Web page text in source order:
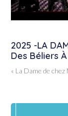
2025 -LA
Des Béliers
« La Dame de